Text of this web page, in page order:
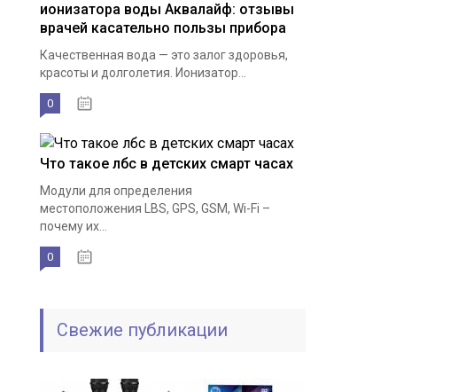
ионизатора воды Аквалайф: отзывы
врачей касательно пользы прибора
Качественная вода — это залог здоровья,
красоты и долголетия. Ионизатор...
0
Что такое лбс в детских смарт часах
Модули для определения
местоположения LBS, GPS, GSM, Wi-Fi –
почему их...
0
Свежие публикации